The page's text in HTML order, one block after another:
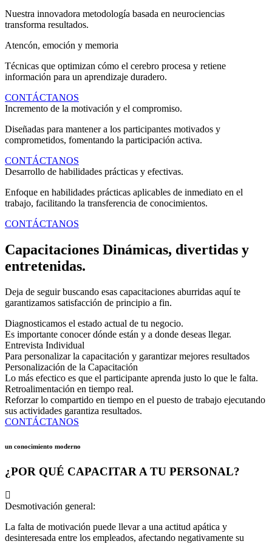
Nuestra innovadora metodología basada en neurociencias
transforma resultados.
Atencón, emoción y memoria
Técnicas que optimizan cómo el cerebro procesa y retiene
información para un aprendizaje duradero.
CONTÁCTANOS
Incremento de la motivación y el compromiso.
Diseñadas para mantener a los participantes motivados y
comprometidos, fomentando la participación activa.
CONTÁCTANOS
Desarrollo de habilidades prácticas y efectivas.
Enfoque en habilidades prácticas aplicables de inmediato en el
trabajo, facilitando la transferencia de conocimientos.
CONTÁCTANOS
Capacitaciones Dinámicas, divertidas y
entretenidas.
Deja de seguir buscando esas capacitaciones aburridas aquí te
garantizamos satisfacción de principio a fin.
Diagnosticamos el estado actual de tu negocio.
Es importante conocer dónde están y a donde deseas llegar.
Entrevista Individual
Para personalizar la capacitación y garantizar mejores resultados
Personalización de la Capacitación
Lo más efectico es que el participante aprenda justo lo que le falta.
Retroalimentación en tiempo real.
Reforzar lo compartido en tiempo en el puesto de trabajo ejecutando
sus actividades garantiza resultados.
CONTÁCTANOS
un conocimiento moderno
¿POR QUÉ CAPACITAR A TU PERSONAL?
Desmotivación general:
La falta de motivación puede llevar a una actitud apática y
desinteresada entre los empleados, afectando negativamente su